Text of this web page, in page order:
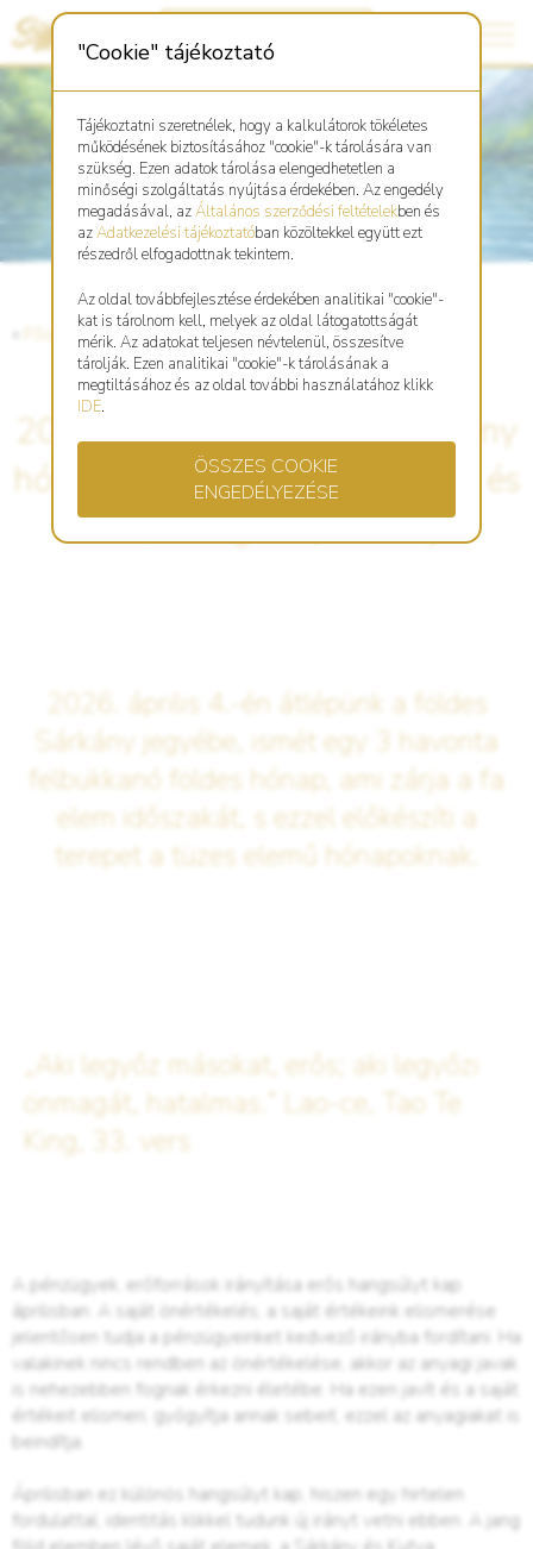
"Cookie" tájékoztató
Tájékoztatni szeretnélek, hogy a kalkulátorok tökéletes
működésének biztosításához "cookie"-k tárolására van
szükség. Ezen adatok tárolása elengedhetetlen a
minőségi szolgáltatás nyújtása érdekében. Az engedély
megadásával, azÁltalános szerződési feltételekben és
azAdatkezelési tájékoztatóban közöltekkel együtt ezt
részedről elfogadottnak tekintem.
Az oldal továbbfejlesztése érdekében analitikai "cookie"-
kat is tárolnom kell, melyek az oldal látogatottságát
mérik. Az adatokat teljesen névtelenül, összesítve
tárolják. Ezen analitikai "cookie"-k tárolásának a
megtiltásához és az oldal további használatához klikk
IDE.
ÖSSZES COOKIE
ENGEDÉLYEZÉSE
Főoldal«Blog
2026. április 4. Jang Víz Sárkány
hónap - tudatos befolyásolás és
a közösségek építő ereje
2026. április 4.-én átlépünk a földes
Sárkány jegyébe, ismét egy 3 havonta
felbukkanó földes hónap, ami zárja a fa
elem időszakát, s ezzel előkészíti a
terepet a tüzes elemű hónapoknak.
„Aki legyőz másokat, erős; aki legyőzi
önmagát, hatalmas.” Lao-ce, Tao Te
King, 33. vers
A pénzügyek, erőforrások irányítása erős hangsúlyt kap
áprilisban. A saját önértékelés, a saját értékeink elismerése
jelentősen tudja a pénzügyeinket kedvező irányba fordítani. Ha
valakinek nincs rendben az önértékelése, akkor az anyagi javak
is nehezebben fognak érkezni életébe. Ha ezen javít és a saját
értékeit elismeri, gyógyítja annak sebeit, ezzel az anyagiakat is
beindítja.
Áprilisban ez különös hangsúlyt kap, hiszen egy hirtelen
fordulattal, identitás klikkel tudunk új irányt vetni ebben. A jang